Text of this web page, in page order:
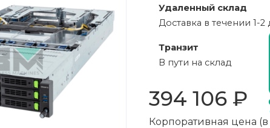
Удаленный склад
Доставка в течении 1-2
Транзит
В пути на склад
394 106 ₽
Корпоративная цена (в